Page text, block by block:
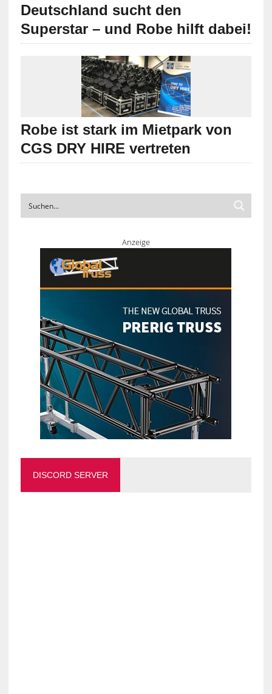
Deutschland sucht den
Superstar – und Robe hilft dabei!
Robe ist stark im Mietpark von
CGS DRY HIRE vertreten
Anzeige
DISCORD SERVER